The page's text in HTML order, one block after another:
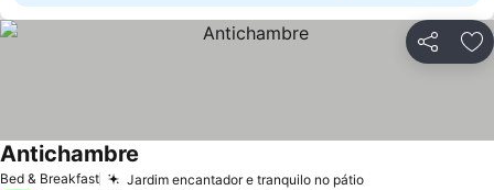
Partilhar
Bed & Breakfast Jardim encantador e tranquilo no pátio
Antichambre